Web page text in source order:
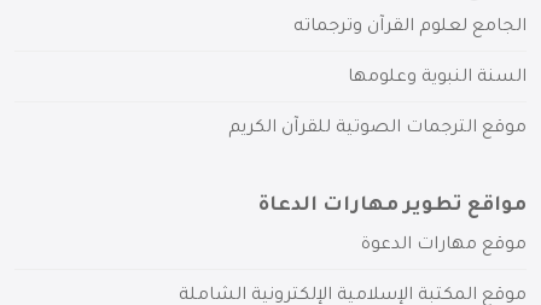
الجامع لعلوم القرآن وترجماته
السنة النبوية وعلومها
موقع الترجمات الصوتية للقرآن الكريم
مواقع تطوير مهارات الدعاة
موقع مهارات الدعوة
موقع المكتبة الإسلامية الإلكترونية الشاملة